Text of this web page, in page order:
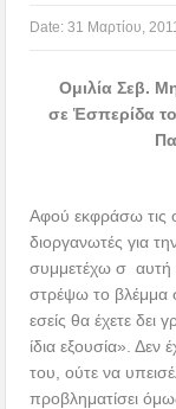
Date:31 Μαρτίου, 2011
Ομιλία Σεβ.
σε Ἑσπερίδα
Αφού εκφράσω τις
διοργανωτές για
συμμετέχω σ αυτή
στρέψω το
εσείς θα έχετε δει
ίδια εξουσία».
του, ούτε να
προβληματίσει